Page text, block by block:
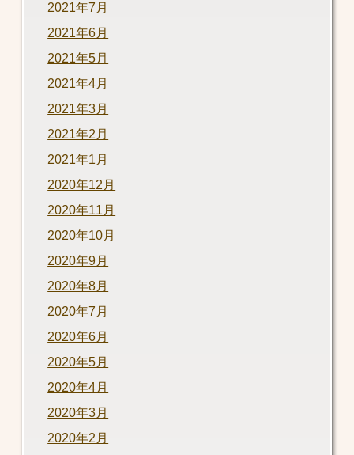
2021年7月
2021年6月
2021年5月
2021年4月
2021年3月
2021年2月
2021年1月
2020年12月
2020年11月
2020年10月
2020年9月
2020年8月
2020年7月
2020年6月
2020年5月
2020年4月
2020年3月
2020年2月